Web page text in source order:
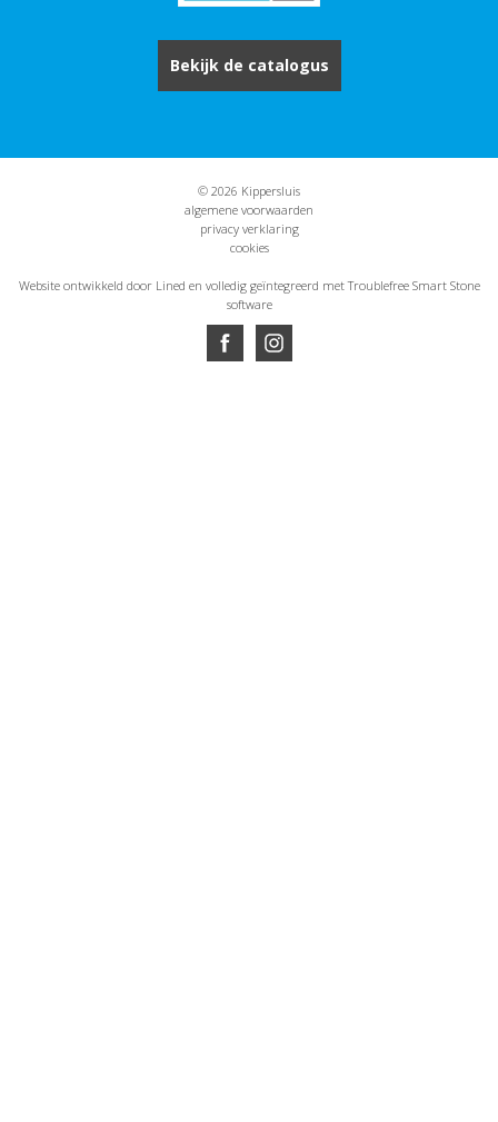
Bekijk de catalogus
© 2026 Kippersluis
algemene voorwaarden
privacy verklaring
cookies
Website ontwikkeld door Lined en volledig geïntegreerd met Troublefree Smart Stone
software